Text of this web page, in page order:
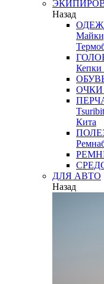
Назад
Кепки
ОЧКИ
Кита
ДЛЯ АВТО
Назад